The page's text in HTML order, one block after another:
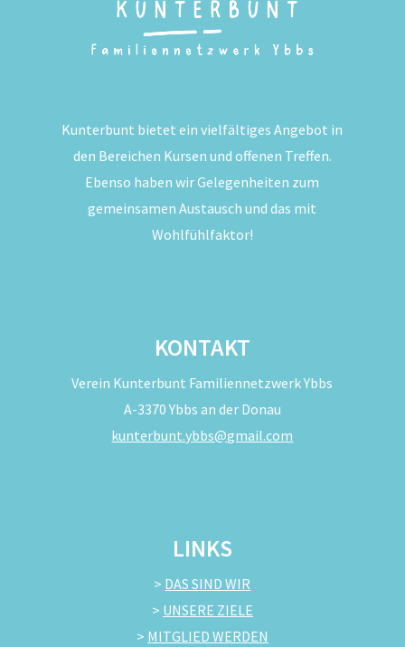
Kunterbunt bietet ein vielfältiges Angebot in
den Bereichen Kursen und offenen Treffen.
Ebenso haben wir Gelegenheiten zum
gemeinsamen Austausch und das mit
Wohlfühlfaktor!
KONTAKT
Verein Kunterbunt Familiennetzwerk Ybbs
A-3370 Ybbs an der Donau
kunterbunt.ybbs@gmail.com
LINKS
> DAS SIND WIR
> UNSERE ZIELE
> MITGLIED WERDEN